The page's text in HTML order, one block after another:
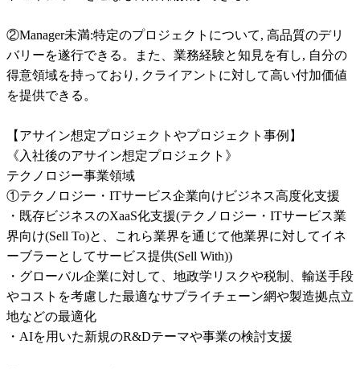
②Manager未満:特定のプロジェクトについて, 高品質のデリ
バリーを遂行できる。また、業務経験と知見を有し, 自分の
得意領域を持っており, クライアントに対して高い付加価値
を提供できる。
【アサイン想定プロジェクトやプロジェクト事例】
《入社後のアサイン想定プロジェクト》
テクノロジー事業領域
①テクノロジー・ITサービス企業向けビジネス高度化支援
・既存ビジネスのXaaS化支援(テクノロジー・ITサービス業
界向け(Sell To)と、これら業界を通じて他業界に対してイネ
ーブラーとしてサービス提供(Sell With))
・グローバル企業に対して、地政学リスクや税制、輸送手段
やコストを考慮した最適なサプライチェーン網や製造拠点立
地などの最適化
・AIを用いた新規のR&Dテーマや事業の検討支援